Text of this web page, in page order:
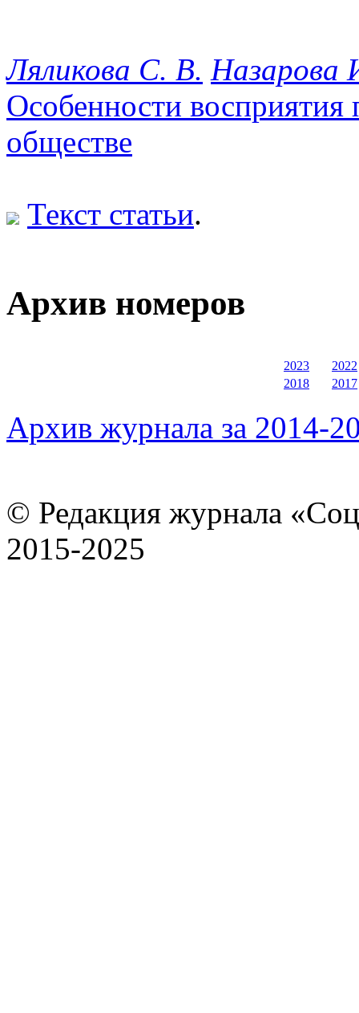
Ляликова С. В. Назарова
Особенности
обществе
Текст статьи.
Архив номеров
2023
2022
2018
2017
Архив журнала за 2014-
© Редакция журнала
2015-2025